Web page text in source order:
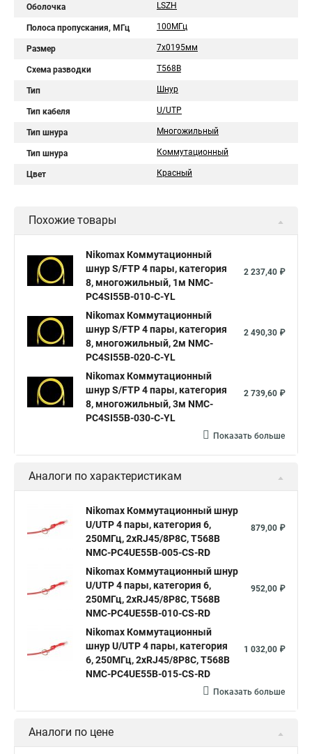
Оболочка LSZH
Полоса пропускания, МГц 100МГц
Размер 7х0195мм
Схема разводки T568B
Тип Шнур
Тип кабеля U/UTP
Тип шнура Многожильный
Тип шнура Коммутационный
Цвет Красный
Похожие товары
Nikomax Коммутационный
шнур S/FTP 4 пары, категория
8, многожильный, 1м NMC-
PC4SI55B-010-C-YL
2 237,40 ₽
Nikomax Коммутационный
шнур S/FTP 4 пары, категория
8, многожильный, 2м NMC-
PC4SI55B-020-C-YL
2 490,30 ₽
Nikomax Коммутационный
шнур S/FTP 4 пары, категория
8, многожильный, 3м NMC-
PC4SI55B-030-C-YL
2 739,60 ₽
Показать больше
Аналоги по характеристикам
Nikomax Коммутационный шнур
U/UTP 4 пары, категория 6,
250МГц, 2хRJ45/8P8C, T568B
NMC-PC4UE55B-005-CS-RD
879,00 ₽
Nikomax Коммутационный шнур
U/UTP 4 пары, категория 6,
250МГц, 2хRJ45/8P8C, T568B
NMC-PC4UE55B-010-CS-RD
952,00 ₽
Nikomax Коммутационный
шнур U/UTP 4 пары, категория
6, 250МГц, 2хRJ45/8P8C, T568B
NMC-PC4UE55B-015-CS-RD
1 032,00 ₽
Показать больше
Аналоги по цене